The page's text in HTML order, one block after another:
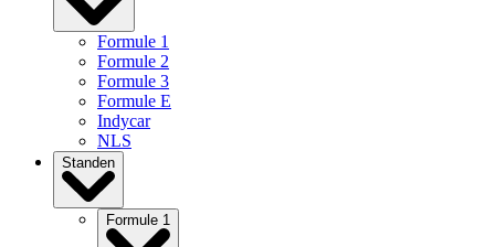
Formule 1
Formule 2
Formule 3
Formule E
Indycar
NLS
Standen
Formule 1